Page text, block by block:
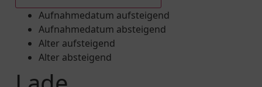
Aufnahmedatum aufsteigend
Aufnahmedatum absteigend
Alter aufsteigend
Alter absteigend